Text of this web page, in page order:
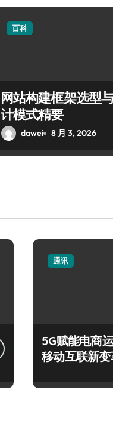
百科
网站构建框架选型
计模式精要
dawei 8 月 3, 2026
通讯
5G赋能电商
移动互联新